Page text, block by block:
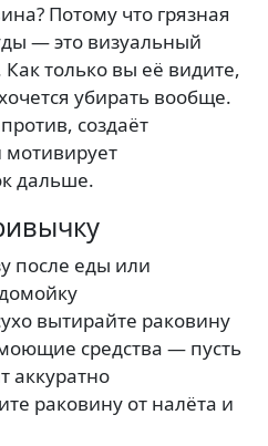
Потому что грязная
— это визуальный
только вы её видите,
убирать вообще.
создаёт
дальше.
после еды или
вытирайте раковину
средства — пусть
аккуратно
раковину от налёта и